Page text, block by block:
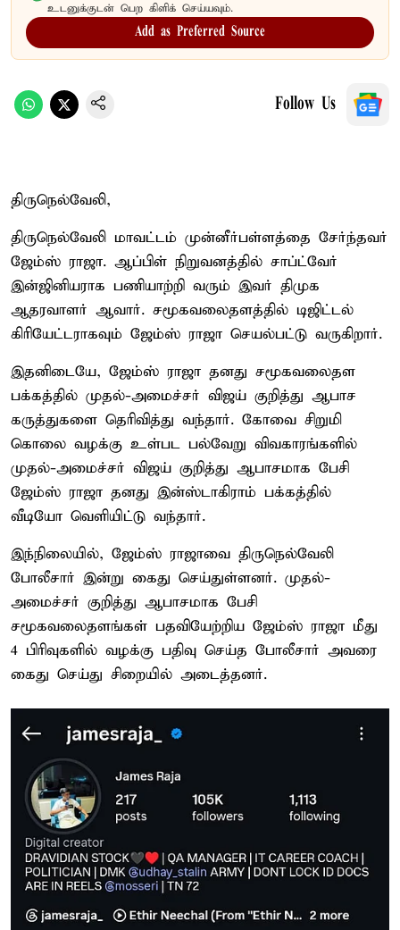
உடனுக்குடன் பெற கிளிக் செய்யவும்.
Add as Preferred Source
Follow Us
திருநெல்வேலி,
திருநெல்வேலி மாவட்டம் முன்னீர்பள்ளத்தை சேர்ந்தவர்
ஜேம்ஸ் ராஜா. ஆப்பிள் நிறுவனத்தில் சாப்ட்வேர்
இன்ஜினியராக பணியாற்றி வரும் இவர் திமுக
ஆதரவாளர் ஆவார். சமூகவலைதளத்தில் டிஜிட்டல்
கிரியேட்டராகவும் ஜேம்ஸ் ராஜா செயல்பட்டு வருகிறார்.
இதனிடையே, ஜேம்ஸ் ராஜா தனது சமூகவலைதள
பக்கத்தில் முதல்-அமைச்சர் விஜய் குறித்து ஆபாச
கருத்துகளை தெரிவித்து வந்தார். கோவை சிறுமி
கொலை வழக்கு உள்பட பல்வேறு விவகாரங்களில்
முதல்-அமைச்சர் விஜய் குறித்து ஆபாசமாக பேசி
ஜேம்ஸ் ராஜா தனது இன்ஸ்டாகிராம் பக்கத்தில்
வீடியோ வெளியிட்டு வந்தார்.
இந்நிலையில், ஜேம்ஸ் ராஜாவை திருநெல்வேலி
போலீசார் இன்று கைது செய்துள்ளனர். முதல்-
அமைச்சர் குறித்து ஆபாசமாக பேசி
சமூகவலைதளங்கள் பதவியேற்றிய ஜேம்ஸ் ராஜா மீது
4 பிரிவுகளில் வழக்கு பதிவு செய்த போலீசார் அவரை
கைது செய்து சிறையில் அடைத்தனர்.